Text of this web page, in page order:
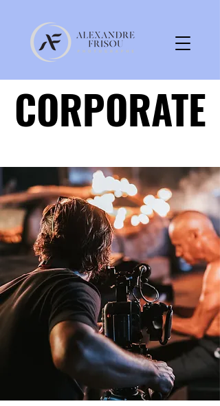
CORPORATE
CORPORATE